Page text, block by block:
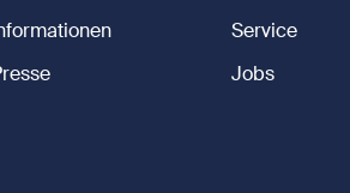
Service
Jobs